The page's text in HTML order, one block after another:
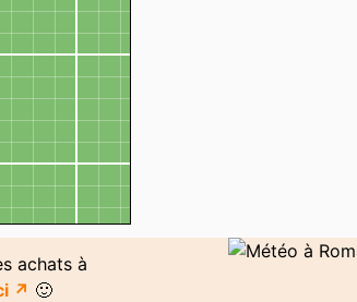
achats à
↗ 🙂